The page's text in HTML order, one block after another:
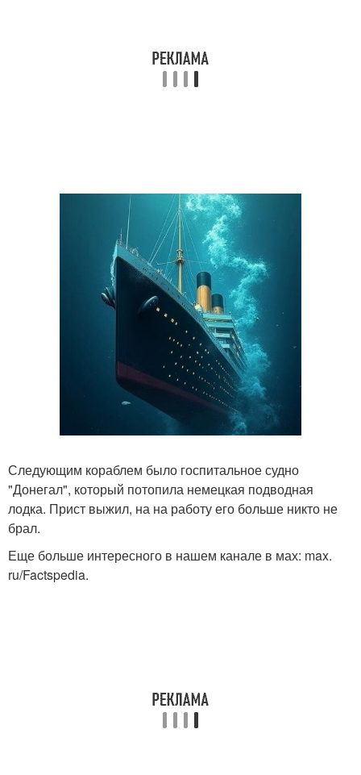
Следующим кораблем было госпитальное судно
"Донегал", который потопила немецкая подводная
лодка. Прист выжил, на на работу его больше никто не
брал.
Еще больше интересного в нашем канале в мах: max.
ru/Factspedia.